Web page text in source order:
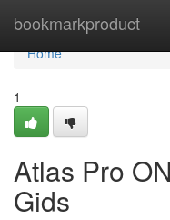
bookmarkproduct
Home
Home
1
Atlas Pro
Gids